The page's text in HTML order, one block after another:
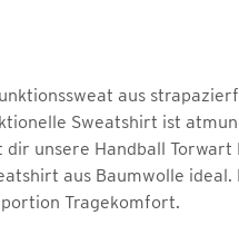
aus
Sweatshirt ist
unsere Handball Torwart
aus Baumwolle ideal.
Tragekomfort.